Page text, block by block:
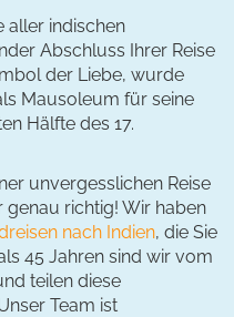
aller indischen
Abschluss Ihrer Reise
der Liebe, wurde
Mausoleum für seine
Hälfte des 17.
unvergesslichen Reise
genau richtig! Wir haben
nach Indien, die Sie
45 Jahren sind wir vom
teilen diese
Team ist